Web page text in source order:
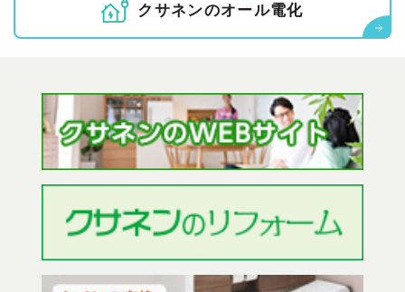
クサネンのオール電化